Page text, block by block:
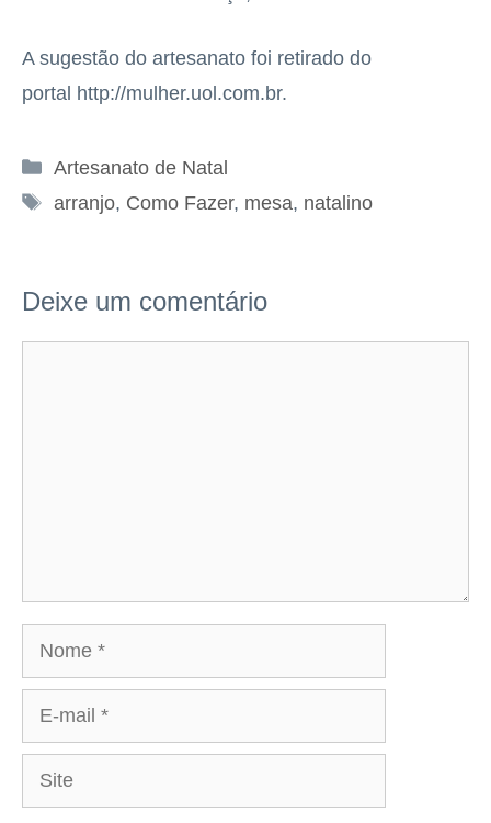
A sugestão do artesanato foi retirado do
portal http://mulher.uol.com.br.
Categorias
Artesanato de Natal
Tags
arranjo, Como Fazer, mesa, natalino
Deixe um comentário
Nome
mail
Site